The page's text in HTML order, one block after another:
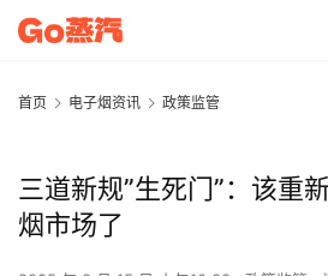
首页 电子烟资讯 政策监管
三道新规”生死门”：该重
烟市场了